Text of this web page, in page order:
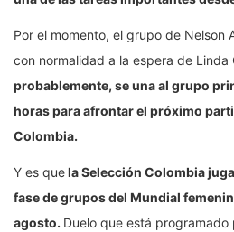
Por el momento, el grupo de Nelson
con normalidad a la espera de Linda
probablemente, se una al grupo
horas para afrontar el próximo
Colombia.
Y es quela Selección Colombia
fase de grupos del Mundial
agosto. Duelo que está